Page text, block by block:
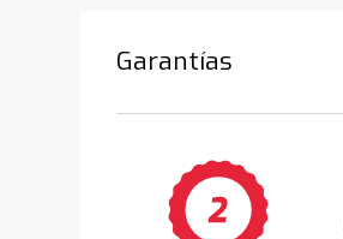
Garantías